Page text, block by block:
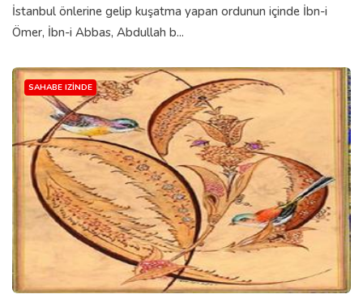
İstanbul önlerine gelip kuşatma yapan ordunun içinde İbn-i
Ömer, İbn-i Abbas, Abdullah b...
SAHABE IZINDE